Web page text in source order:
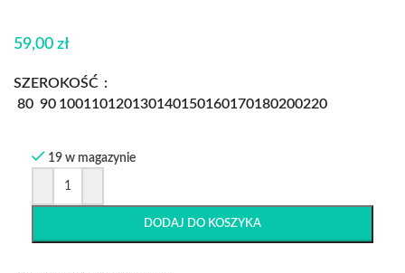
59,00 zł
SZEROKOŚĆ
80 90 100110120130140150160170180200220
19 w magazynie
DODAJ DO KOSZYKA